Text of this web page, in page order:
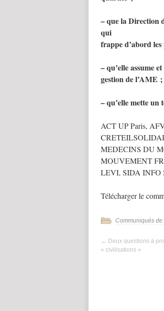
– que la Direction
qui
frappe d’abord
– qu’elle assume
gestion de l’AME ;
– qu’elle mette un
ACT UP Paris,
MEDECINS DU
MOUVEMENT
LEVI, SIDA INFO
Télécharger le
Communiqués de
← Deux questions à
« civilisations »